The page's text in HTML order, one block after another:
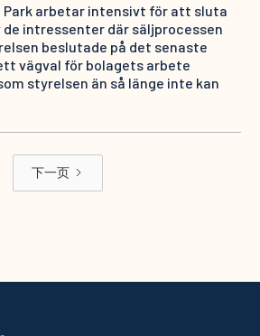
Park arbetar intensivt för att sluta
de intressenter där säljprocessen
beslutade på det senaste
vägval för bolagets arbete
styrelsen än så länge inte kan
下一页